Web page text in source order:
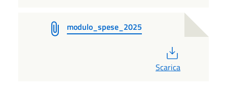
modulo_spese_2025
Scarica